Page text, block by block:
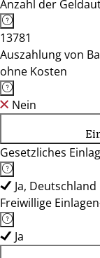
Anzahl der
13781
Auszahlung von
ohne Kosten
Nein
Gesetzliches
Ja, Deutschland
Freiwillige
Ja